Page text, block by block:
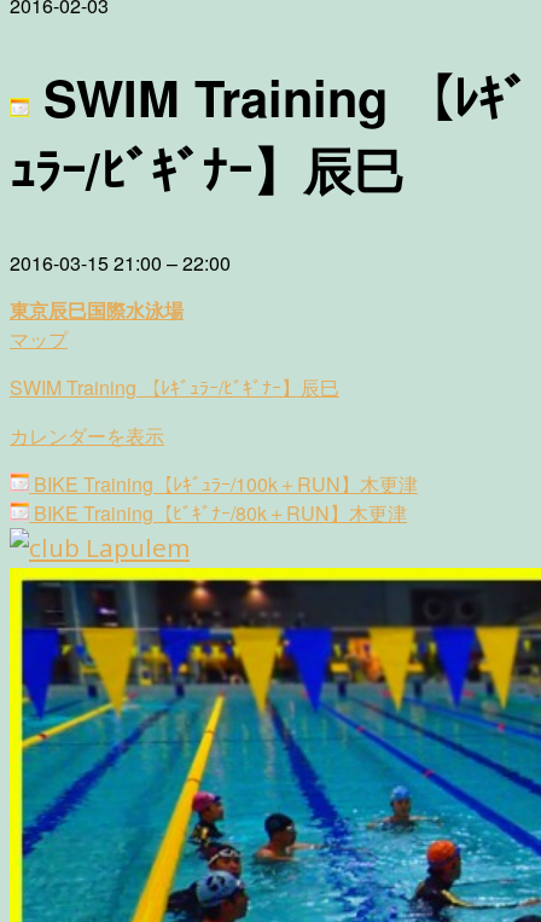
SWIM Training 【ﾚｷﾞ
ｭﾗｰ/ﾋﾞｷﾞﾅｰ】辰巳
SWIM
【ﾚ
ｷﾞ
ﾗ
ｰ/
ｷﾞ
ﾅ
ｰ】
辰
巳
2016-03-1521:00 –22:00
東京辰巳国際水泳場
マップ東
辰
巳
国
際
水
泳
場
SWIM Training 【ﾚｷﾞｭﾗｰ/ﾋﾞｷﾞﾅｰ】辰巳
カレンダーを表示
Post
navigation
BIKE Training【ﾚｷﾞｭﾗｰ/100k＋RUN】木更津
BIKE Training【ﾋﾞｷﾞﾅｰ/80k＋RUN】木更津